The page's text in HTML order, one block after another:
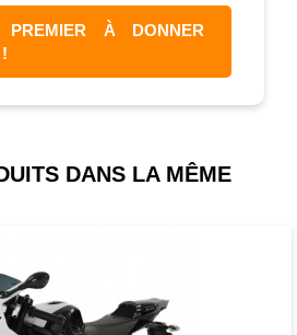
À DONNER
DANS LA MÊME